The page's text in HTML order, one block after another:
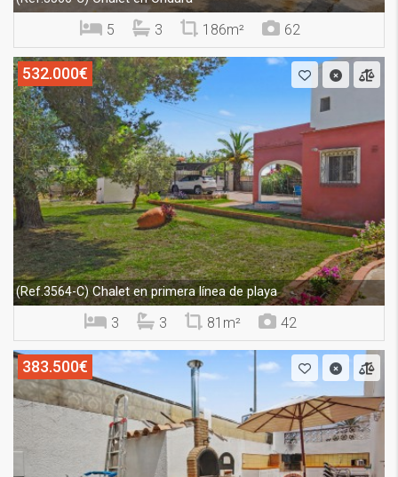
5 3 186m² 62
532.000€
(Ref.3564-C)Chalet en primera línea de playa
3 3 81m² 42
383.500€